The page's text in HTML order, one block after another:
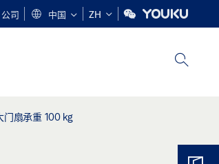
公司 中国 ZH
扇承重 100 kg